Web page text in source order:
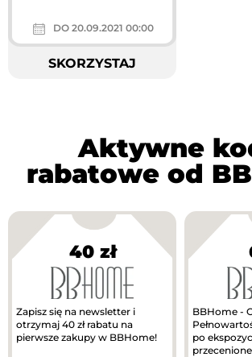
DO 20.09.2021 00:00
SKORZYSTAJ
Aktywne
rabatowe od
40 zł
Zapisz się na newsletter i
otrzymaj 40 zł rabatu na
pierwsze zakupy w BBHome!
BBHome -
po